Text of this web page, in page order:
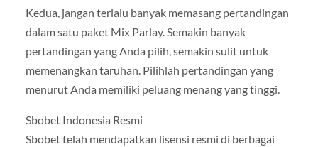
Kedua, jangan terlalu banyak memasang pertandingan
dalam satu paket Mix Parlay. Semakin banyak
pertandingan yang Anda pilih, semakin sulit untuk
memenangkan taruhan. Pilihlah pertandingan yang
menurut Anda memiliki peluang menang yang tinggi.
Sbobet Indonesia Resmi
Sbobet telah mendapatkan lisensi resmi di berbagai